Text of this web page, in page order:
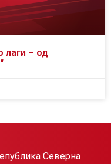
лаги – од
Северна